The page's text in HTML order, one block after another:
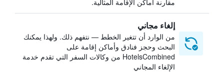
مقارنة أماكن الإقامة المثالية.
إلغاء مجاني
من الوارد أن تتغير الخطط — نتفهم ذلك. ولهذا يمكنك
البحث وحجز فنادق وأماكن إقامة على
HotelsCombined من وكالات السفر التي تقدم خدمة
الإلغاء المجاني